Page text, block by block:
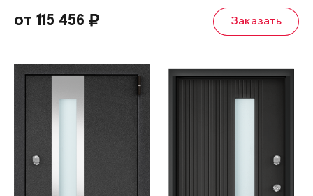
от 115 456 Заказать